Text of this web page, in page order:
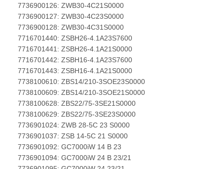
7736900126: ZWB30-4C21S0000
7736900127: ZWB30-4C23S0000
7736900128: ZWB30-4C31S0000
7716701440: ZSBH26-4.1A23S7600
7716701441: ZSBH26-4.1A21S0000
7716701442: ZSBH16-4.1A23S7600
7716701443: ZSBH16-4.1A21S0000
7738100610: ZBS14/210-3SOE23S0000
7738100609: ZBS14/210-3SOE21S0000
7738100628: ZBS22/75-3SE21S0000
7738100629: ZBS22/75-3SE23S0000
7736901024: ZWB 28-5C 23 S0000
7736901037: ZSB 14-5C 21 S0000
7736901092: GC7000iW 14 B 23
7736901094: GC7000iW 24 B 23/21